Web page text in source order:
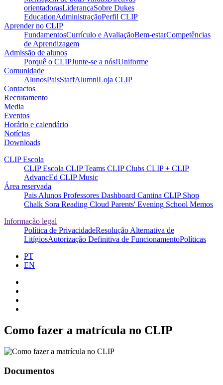
orientadorasLiderançaSobre Dukes
EducationAdministraçãoPerfil CLIP
Aprender no CLIP
FundamentosCurrículo e AvaliaçãoBem-estarCompetências
de Aprendizagem
Admissão de alunos
Porquê o CLIPJunte-se a nós!Uniforme
Comunidade
AlunosPaisStaffAlumniLoja CLIP
Contactos
Recrutamento
Media
Eventos
Horário e calendário
Notícias
Downloads
CLIP Escola
CLIP Escola CLIP Teams CLIP Clubs CLIP + CLIP
AdvancEd CLIP Music
Área reservada
Pais Alunos Professores Dashboard Cantina CLIP Shop
Chalk Sora Reading Cloud Parents' Evening School Memos
Informação legal
Política de PrivacidadeResolução Alternativa de
LitígiosAutorização Definitiva de FuncionamentoPolíticas
PT
EN
Como fazer a matrícula no CLIP
Documentos